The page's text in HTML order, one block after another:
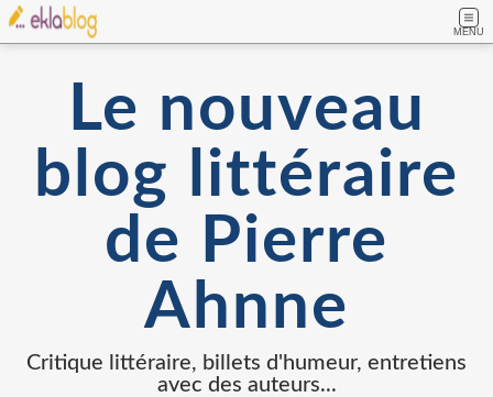
MENU
Le nouveau
blog littéraire
de Pierre
Ahnne
Critique littéraire, billets d'humeur, entretiens
avec des auteurs...